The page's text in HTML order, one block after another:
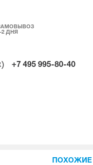
2 ДНЯ
+7 495 995-80-40
ПОХОЖИЕ